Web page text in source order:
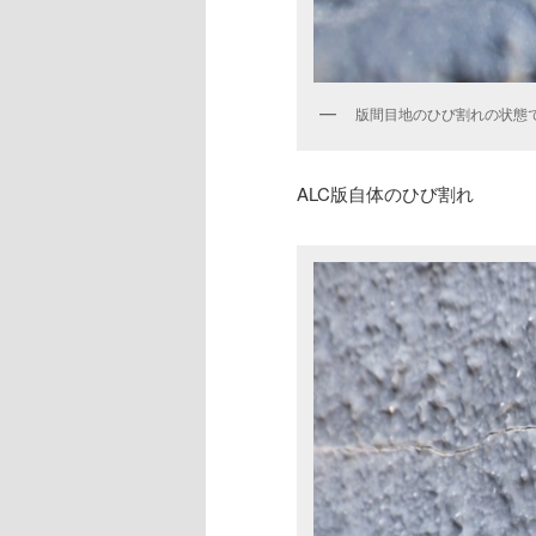
版間目地のひび割れの状態
ALC版自体のひび割れ